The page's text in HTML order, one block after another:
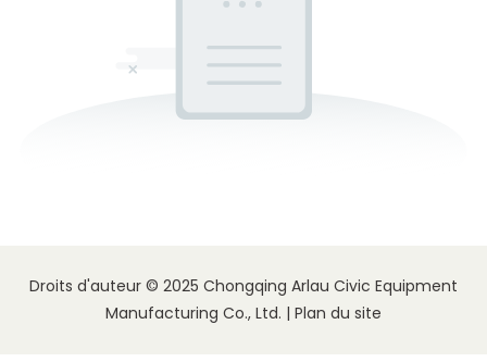
Droits d'auteur © 2025 Chongqing Arlau Civic Equipment
Manufacturing Co., Ltd. | Plan du site